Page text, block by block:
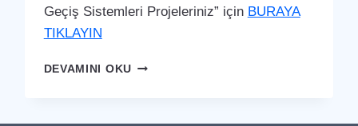
Geçiş Sistemleri Projeleriniz” için BURAYA
TIKLAYIN
DEVAMINI OKUMURATPAŞA